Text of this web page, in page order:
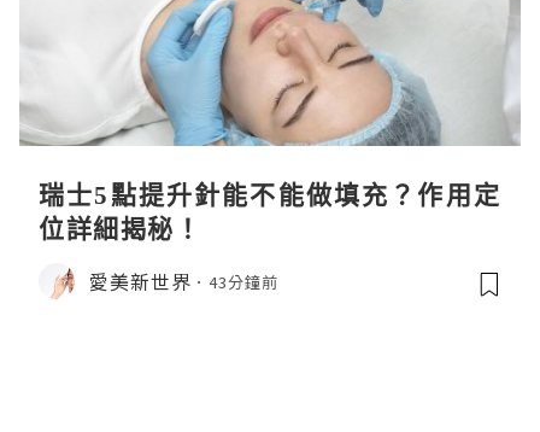
瑞士5點提升針能不能做填充？作用定
位詳細揭秘！
愛美新世界 43分鐘前